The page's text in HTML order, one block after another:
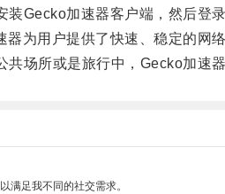
Gecko加速器客户端，然后登录
用户提供了快速、稳定的网络
场所或是旅行中，Gecko加速器
满足我不同的社交需求。